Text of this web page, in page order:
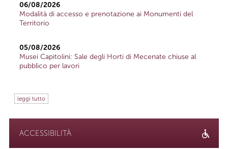
06/08/2026
Modalità di accesso e prenotazione ai Monumenti del
Territorio
05/08/2026
Musei Capitolini: Sale degli Horti di Mecenate chiuse al
pubblico per lavori
leggi tutto
ACCESSIBILITÀ